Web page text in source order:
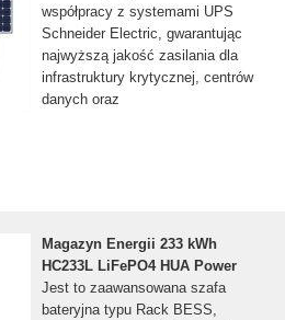
współpracy z systemami UPS
Schneider Electric, gwarantując
najwyższą jakość zasilania dla
infrastruktury krytycznej, centrów
danych oraz
Magazyn Energii 233 kWh
HC233L LiFePO4 HUA Power
Jest to zaawansowana szafa
bateryjna typu Rack BESS,